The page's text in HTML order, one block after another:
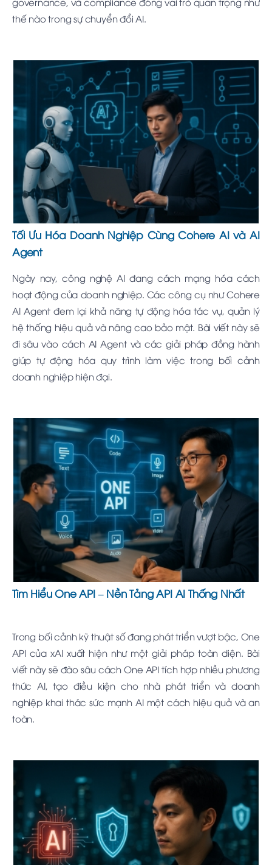
thế nào trong sự chuyển đổi AI.
Tối Ưu Hóa Doanh Nghiệp Cùng Cohere AI và AI
Agent
Ngày nay, công nghệ AI đang cách mạng hóa cách
hoạt động của doanh nghiệp. Các công cụ như Cohere
AI Agent đem lại khả năng tự động hóa tác vụ, quản lý
hệ thống hiệu quả và nâng cao bảo mật. Bài viết này sẽ
đi sâu vào cách AI Agent và các giải pháp đồng hành
giúp tự động hóa quy trình làm việc trong bối cảnh
doanh nghiệp hiện đại.
Tìm Hiểu One API – Nền Tảng API AI Thống Nhất
Trong bối cảnh kỹ thuật số đang phát triển vượt bậc, One
API của xAI xuất hiện như một giải pháp toàn diện. Bài
viết này sẽ đào sâu cách One API tích hợp nhiều phương
thức AI, tạo điều kiện cho nhà phát triển và doanh
nghiệp khai thác sức mạnh AI một cách hiệu quả và an
toàn.